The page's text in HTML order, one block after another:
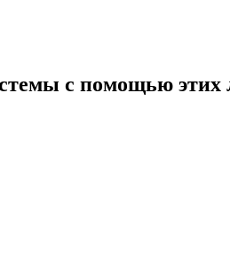
с помощью